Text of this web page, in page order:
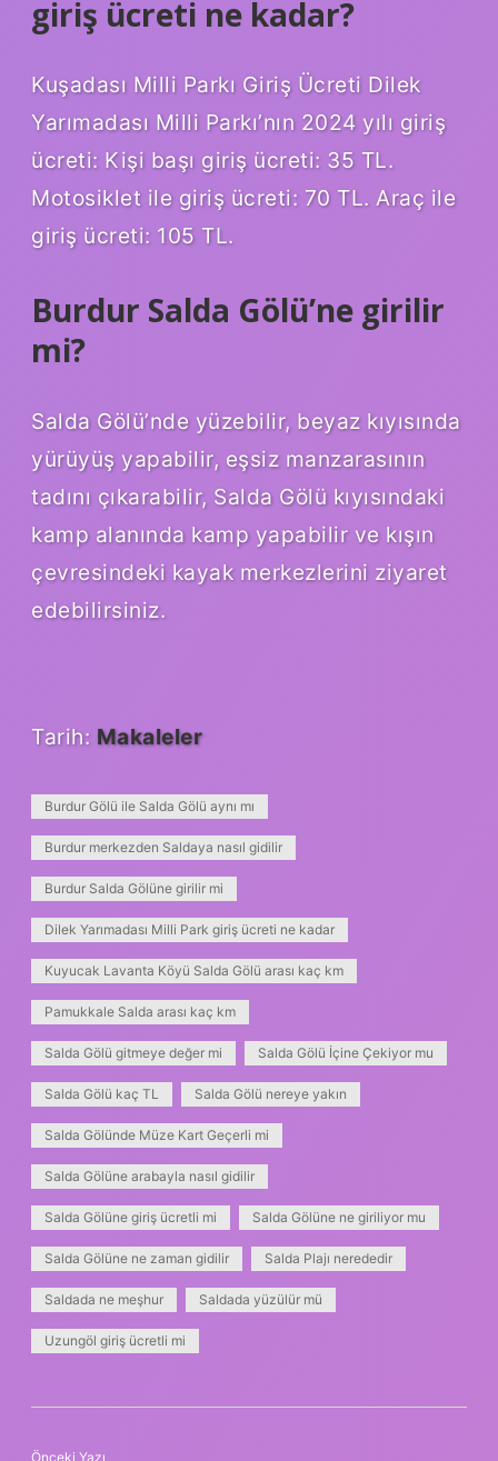
giriş ücreti ne kadar?
Kuşadası Milli Parkı Giriş Ücreti Dilek
Yarımadası Milli Parkı’nın 2024 yılı giriş
ücreti: Kişi başı giriş ücreti: 35 TL.
Motosiklet ile giriş ücreti: 70 TL. Araç ile
giriş ücreti: 105 TL.
Burdur Salda Gölü’ne girilir
mi?
Salda Gölü’nde yüzebilir, beyaz kıyısında
yürüyüş yapabilir, eşsiz manzarasının
tadını çıkarabilir, Salda Gölü kıyısındaki
kamp alanında kamp yapabilir ve kışın
çevresindeki kayak merkezlerini ziyaret
edebilirsiniz.
Tarih: Makaleler
Burdur Gölü ile Salda Gölü aynı mı
Burdur merkezden Saldaya nasıl gidilir
Burdur Salda Gölüne girilir mi
Dilek Yarımadası Milli Park giriş ücreti ne kadar
Kuyucak Lavanta Köyü Salda Gölü arası kaç km
Pamukkale Salda arası kaç km
Salda Gölü gitmeye değer mi Salda Gölü İçine Çekiyor mu
Salda Gölü kaç TL Salda Gölü nereye yakın
Salda Gölünde Müze Kart Geçerli mi
Salda Gölüne arabayla nasıl gidilir
Salda Gölüne giriş ücretli mi Salda Gölüne ne giriliyor mu
Salda Gölüne ne zaman gidilir Salda Plajı nerededir
Saldada ne meşhur Saldada yüzülür mü
Uzungöl giriş ücretli mi
Önceki Yazı